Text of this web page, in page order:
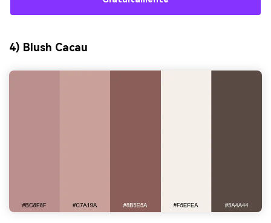
4) Blush Cacau